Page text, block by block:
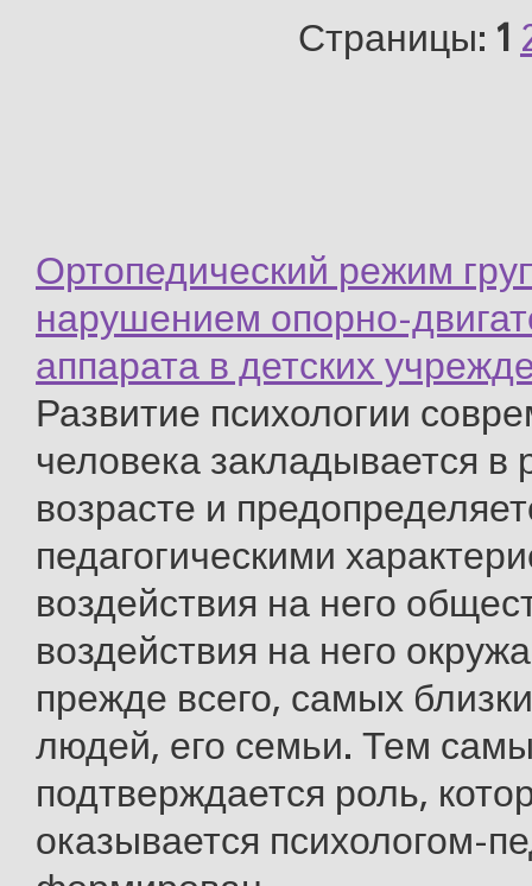
Страницы: 1
Ортопедический режим
нарушением опорно-
аппарата в детских
Развитие психологии
человека закладывается в
возрасте и
педагогическими
воздействия на него
воздействия на него
прежде всего, самых
людей, его семьи. Тем
подтверждается роль,
оказывается психологом-